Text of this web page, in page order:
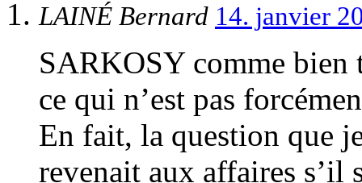
LAINÉ Bernard 14. janvier
SARKOSY comme bien
ce qui n’est pas
En fait, la question que
revenait aux affaires s’il